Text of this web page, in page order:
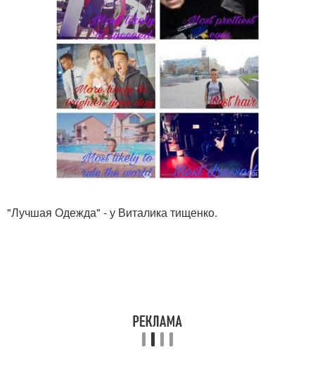
"Лучшая Одежда" - у Виталика тищенко.